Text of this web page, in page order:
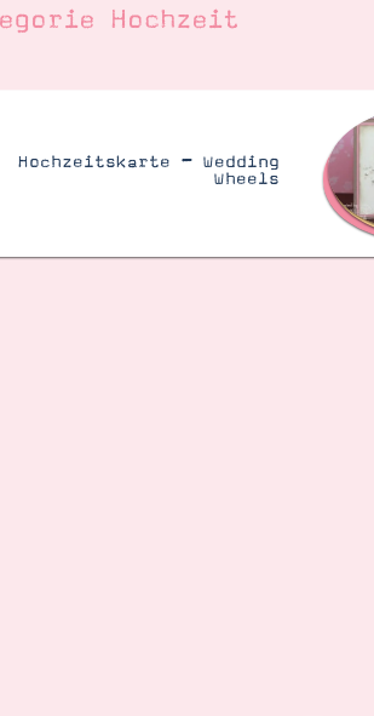
Hochzeit
Hochzeitskarte – Wedding
Wheels